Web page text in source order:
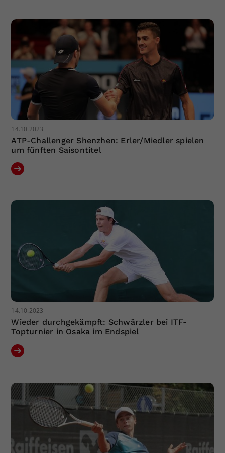
14.10.2023
ATP-Challenger Shenzhen: Erler/Miedler spielen
um fünften Saisontitel
14.10.2023
Wieder durchgekämpft: Schwärzler bei ITF-
Topturnier in Osaka im Endspiel
Zweck
Einstellungen. Unter anderem eine
zufällig generierte ID, für die
historische Speicherung Ihrer
vorgenommen Einstellungen, falls der
Webseiten-Betreiber dies eingestellt